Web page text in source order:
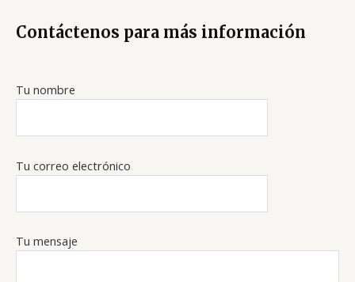
Contáctenos para más información
Tu nombre
Tu correo electrónico
Tu mensaje